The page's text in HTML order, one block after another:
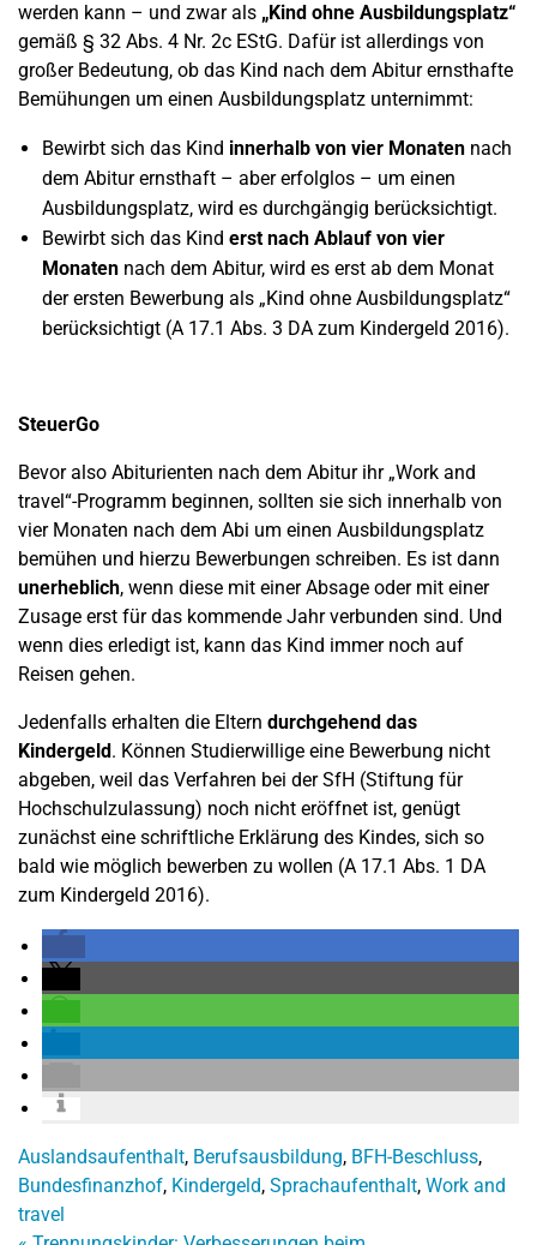
werden kann – und zwar als „Kind ohne Ausbildungsplatz“
gemäß § 32 Abs. 4 Nr. 2c EStG. Dafür ist allerdings von
großer Bedeutung, ob das Kind nach dem Abitur ernsthafte
Bemühungen um einen Ausbildungsplatz unternimmt:
Bewirbt sich das Kind innerhalb von vier Monaten nach
dem Abitur ernsthaft – aber erfolglos – um einen
Ausbildungsplatz, wird es durchgängig berücksichtigt.
Bewirbt sich das Kind erst nach Ablauf von vier
Monaten nach dem Abitur, wird es erst ab dem Monat
der ersten Bewerbung als „Kind ohne Ausbildungsplatz“
berücksichtigt (A 17.1 Abs. 3 DA zum Kindergeld 2016).
SteuerGo
Bevor also Abiturienten nach dem Abitur ihr „Work and
travel“-Programm beginnen, sollten sie sich innerhalb von
vier Monaten nach dem Abi um einen Ausbildungsplatz
bemühen und hierzu Bewerbungen schreiben. Es ist dann
unerheblich, wenn diese mit einer Absage oder mit einer
Zusage erst für das kommende Jahr verbunden sind. Und
wenn dies erledigt ist, kann das Kind immer noch auf
Reisen gehen.
Jedenfalls erhalten die Eltern durchgehend das
Kindergeld. Können Studierwillige eine Bewerbung nicht
abgeben, weil das Verfahren bei der SfH (Stiftung für
Hochschulzulassung) noch nicht eröffnet ist, genügt
zunächst eine schriftliche Erklärung des Kindes, sich so
bald wie möglich bewerben zu wollen (A 17.1 Abs. 1 DA
zum Kindergeld 2016).
Auslandsaufenthalt, Berufsausbildung, BFH-Beschluss,
Bundesfinanzhof, Kindergeld, Sprachaufenthalt, Work and
travel